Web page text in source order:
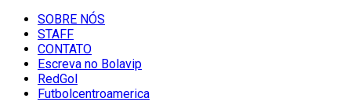
SOBRE NÓS
STAFF
CONTATO
Escreva no Bolavip
RedGol
Futbolcentroamerica